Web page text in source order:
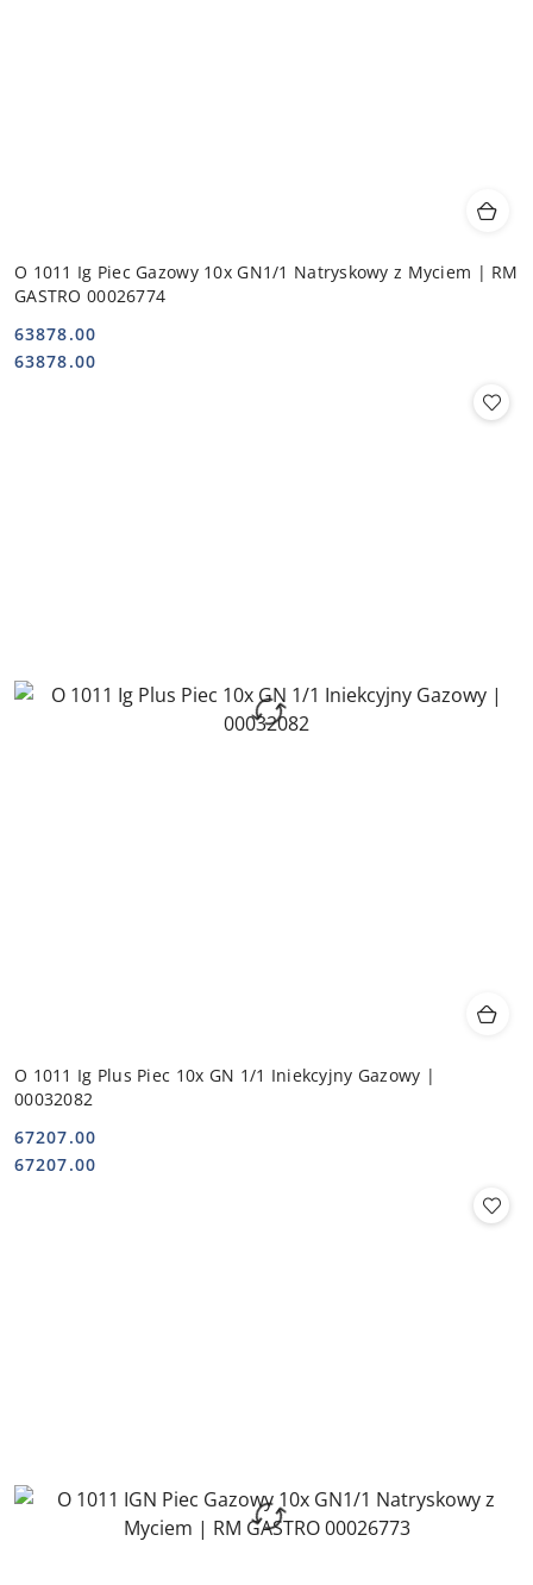
O 1011 Ig Piec Gazowy 10x GN1/1 Natryskowy z Myciem | RM
GASTRO 00026774
Cena:
63878.00
Cena:
63878.00
O 1011 Ig Plus Piec 10x GN 1/1 Iniekcyjny Gazowy |
00032082
Cena:
67207.00
Cena:
67207.00